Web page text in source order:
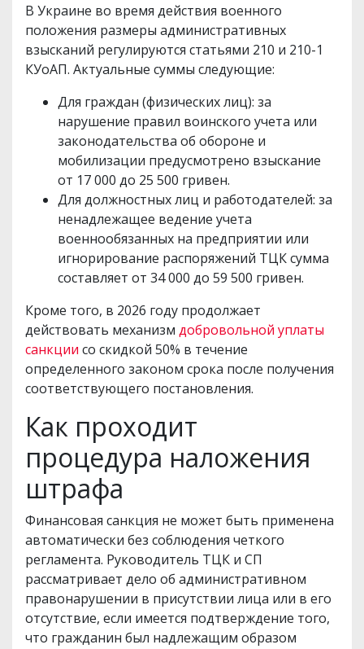
В Украине во время действия военного
положения размеры административных
взысканий регулируются статьями 210 и 210-1
КУоАП. Актуальные суммы следующие:
Для граждан (физических лиц): за
нарушение правил воинского учета или
законодательства об обороне и
мобилизации предусмотрено взыскание
от 17 000 до 25 500 гривен.
Для должностных лиц и работодателей: за
ненадлежащее ведение учета
военнообязанных на предприятии или
игнорирование распоряжений ТЦК сумма
составляет от 34 000 до 59 500 гривен.
Кроме того, в 2026 году продолжает
действовать механизм добровольной уплаты
санкции со скидкой 50% в течение
определенного законом срока после получения
соответствующего постановления.
Как проходит
процедура наложения
штрафа
Финансовая санкция не может быть применена
автоматически без соблюдения четкого
регламента. Руководитель ТЦК и СП
рассматривает дело об административном
правонарушении в присутствии лица или в его
отсутствие, если имеется подтверждение того,
что гражданин был надлежащим образом